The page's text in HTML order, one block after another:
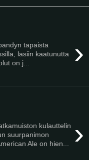
›
tapaista
lasiin kaatunutta
on j...
›
kulauttelin
suurpanimon
Ale on hien...